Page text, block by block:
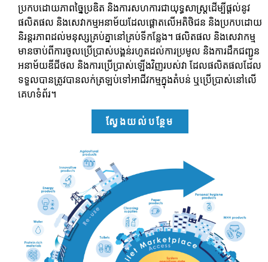
ប្រកបដោយភាពច្នៃប្រឌិត និងការសហការជាយុទ្ធសាស្រ្តដើម្បីផ្តល់នូវ
ផលិតផល និងសេវាកម្មអនាម័យដែលផ្តោតលើអតិថិជន និងប្រកបដោយ
និរន្តរភាពដល់មនុស្សគ្រប់គ្នានៅគ្រប់ទីកន្លែង។ ផលិតផល និងសេវាកម្ម
មានចាប់ពីការចូលប្រើប្រាស់បង្គន់រហូតដល់ការប្រមូល និងការដឹកជញ្ជូន
អនាម័យឌីជីថល និងការប្រើប្រាស់ឡើងវិញរបស់វា ដែលផលិតផលដែល
ទទួលបានត្រូវបានលក់ត្រឡប់ទៅអាជីវកម្មក្នុងតំបន់ ឬប្រើប្រាស់នៅលើ
គេហទំព័រ។
ស្វែងយល់បន្ថែម